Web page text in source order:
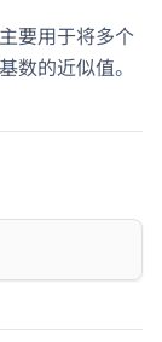
要用于将多个
数的近似值。